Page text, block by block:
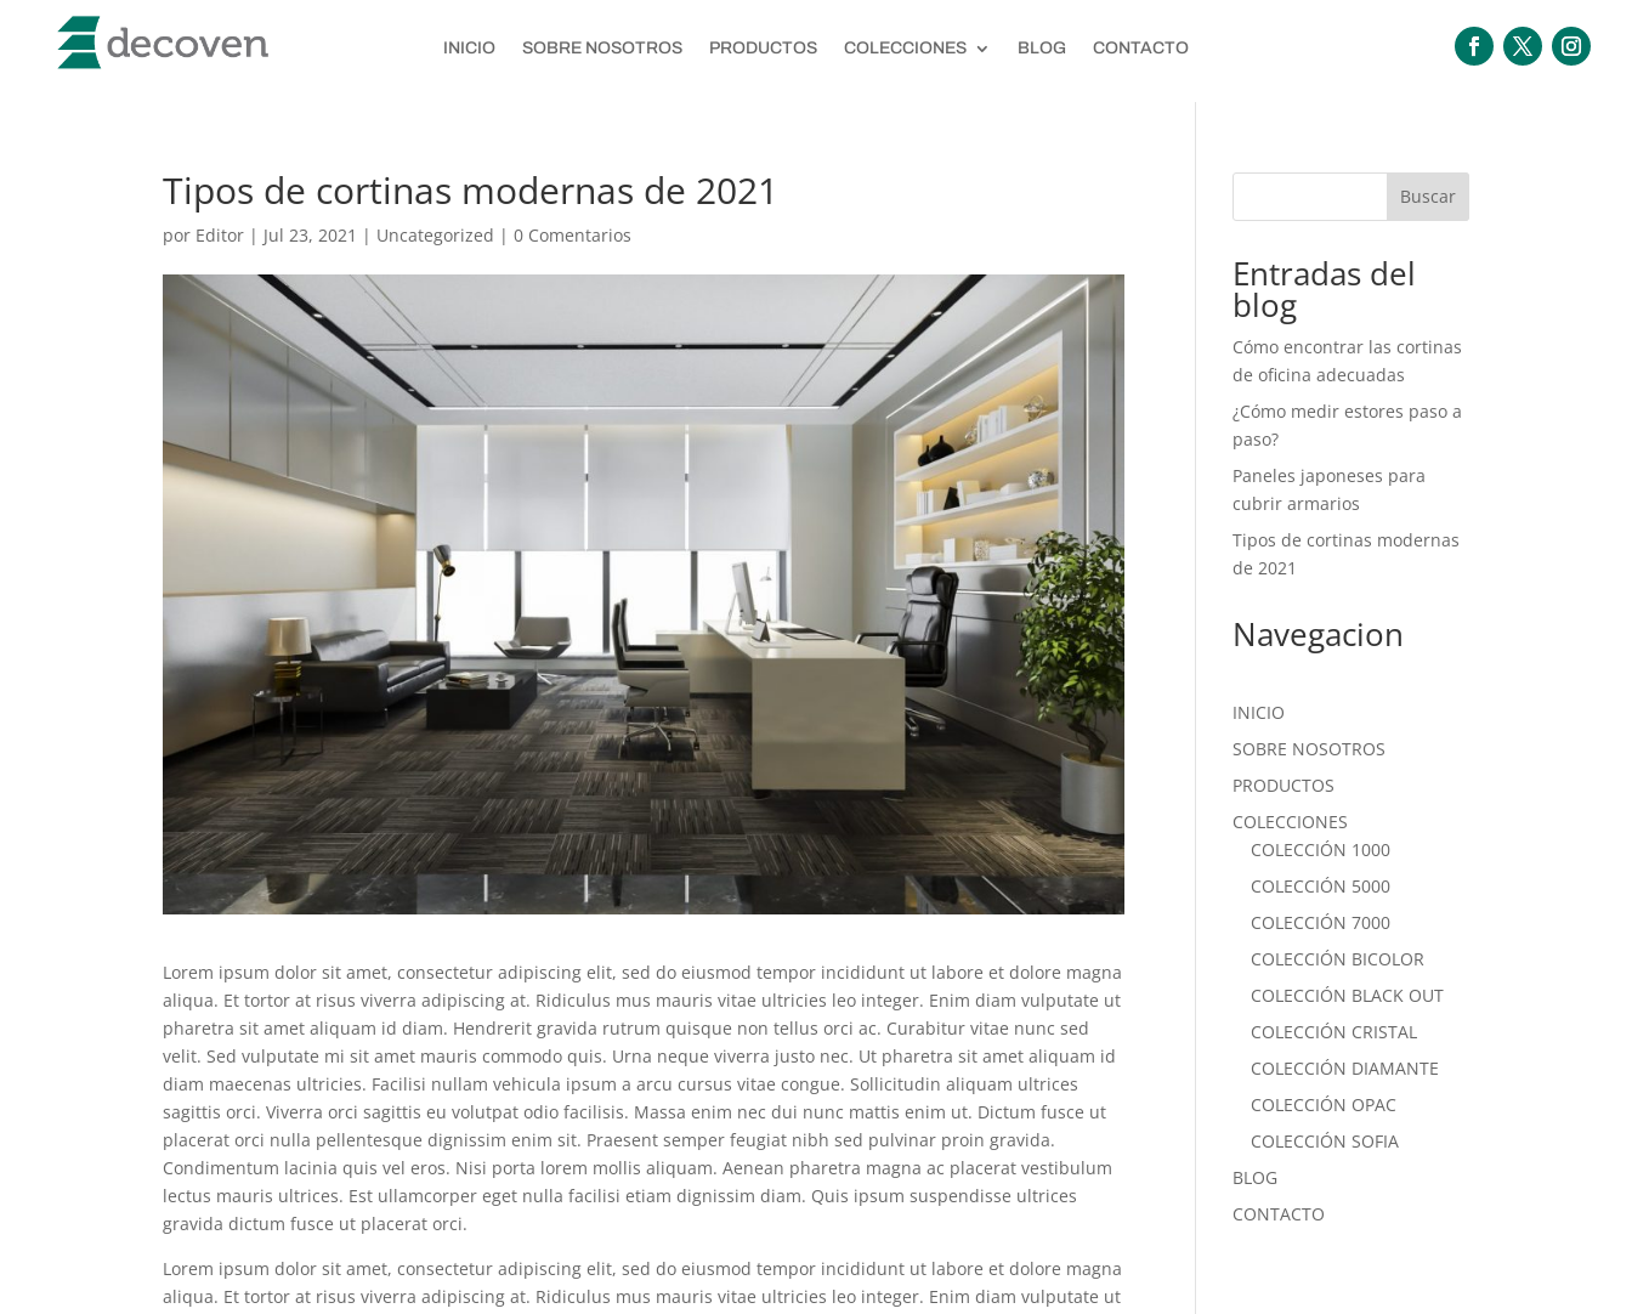
INICIO SOBRE NOSOTROS PRODUCTOS COLECCIONES BLOG CONTACTO
Tipos de cortinas modernas de 2021
por Editor | Jul 23, 2021 | Uncategorized |0 Comentarios
Lorem ipsum dolor sit amet, consectetur adipiscing elit, sed do eiusmod tempor incididunt ut labore et dolore magna
aliqua. Et tortor at risus viverra adipiscing at. Ridiculus mus mauris vitae ultricies leo integer. Enim diam vulputate ut
pharetra sit amet aliquam id diam. Hendrerit gravida rutrum quisque non tellus orci ac. Curabitur vitae nunc sed
velit. Sed vulputate mi sit amet mauris commodo quis. Urna neque viverra justo nec. Ut pharetra sit amet aliquam id
diam maecenas ultricies. Facilisi nullam vehicula ipsum a arcu cursus vitae congue. Sollicitudin aliquam ultrices
sagittis orci. Viverra orci sagittis eu volutpat odio facilisis. Massa enim nec dui nunc mattis enim ut. Dictum fusce ut
placerat orci nulla pellentesque dignissim enim sit. Praesent semper feugiat nibh sed pulvinar proin gravida.
Condimentum lacinia quis vel eros. Nisi porta lorem mollis aliquam. Aenean pharetra magna ac placerat vestibulum
lectus mauris ultrices. Est ullamcorper eget nulla facilisi etiam dignissim diam. Quis ipsum suspendisse ultrices
gravida dictum fusce ut placerat orci.
Lorem ipsum dolor sit amet, consectetur adipiscing elit, sed do eiusmod tempor incididunt ut labore et dolore magna
aliqua. Et tortor at risus viverra adipiscing at. Ridiculus mus mauris vitae ultricies leo integer. Enim diam vulputate ut
Buscar
Entradas del
blog
Cómo encontrar las cortinas
de oficina adecuadas
¿Cómo medir estores paso a
paso?
Paneles japoneses para
cubrir armarios
Tipos de cortinas modernas
de 2021
Navegacion
INICIO
SOBRE NOSOTROS
PRODUCTOS
COLECCIONES
COLECCIÓN 1000
COLECCIÓN 5000
COLECCIÓN 7000
COLECCIÓN BICOLOR
COLECCIÓN BLACK OUT
COLECCIÓN CRISTAL
COLECCIÓN DIAMANTE
COLECCIÓN OPAC
COLECCIÓN SOFIA
BLOG
CONTACTO